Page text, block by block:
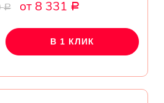
Р от 8 331 Р
В 1 КЛИК